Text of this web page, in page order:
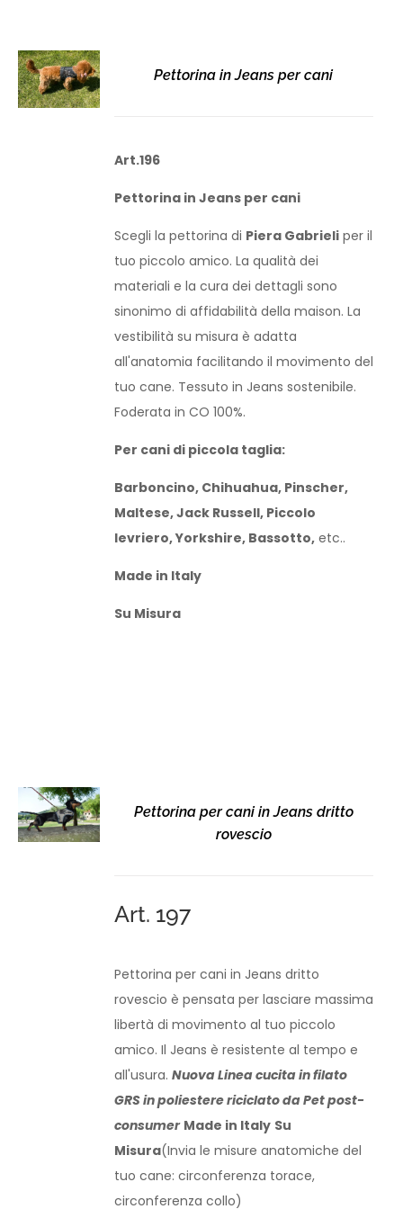
Pettorina in Jeans per cani
Art.196
Pettorina in Jeans per cani
Scegli la pettorina di Piera Gabrieliper il
tuo piccolo amico. La qualità dei
materiali e la cura dei dettagli sono
sinonimo di affidabilità della maison. La
vestibilità su misura è adatta
all'anatomia facilitando il movimento del
tuo cane. Tessuto in Jeans sostenibile.
Foderata in CO 100%.
Per cani di piccola taglia:
Barboncino, Chihuahua, Pinscher,
Maltese, Jack Russell, Piccolo
levriero, Yorkshire, Bassotto,etc..
Made in Italy
Su Misura
Pettorina per cani in Jeans dritto
rovescio
Art. 197
Pettorina per cani in Jeans dritto
rovescio è pensata per lasciare massima
libertà di movimento al tuo piccolo
amico. Il Jeans è resistente al tempo e
all'usura. Nuova Linea cucita in filato
GRS in poliestere riciclato da Pet post-
consumer Made in Italy Su
Misura(Invia le misure anatomiche del
tuo cane: circonferenza torace,
circonferenza collo)